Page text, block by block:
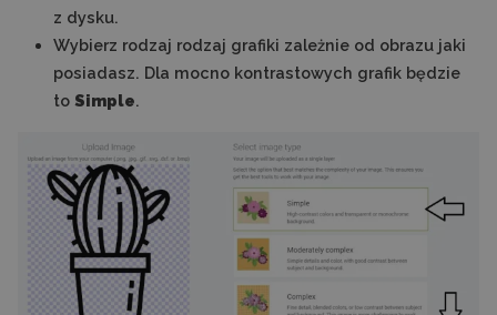
z dysku.
Wybierz rodzaj rodzaj grafiki zależnie od obrazu jaki
posiadasz. Dla mocno kontrastowych grafik będzie
to Simple.